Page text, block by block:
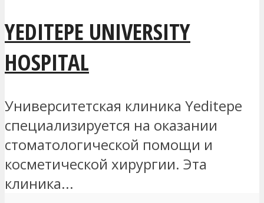
YEDITEPE UNIVERSITY
HOSPITAL
Университетская клиника Yeditepe
специализируется на оказании
стоматологической помощи и
косметической хирургии. Эта
клиника...